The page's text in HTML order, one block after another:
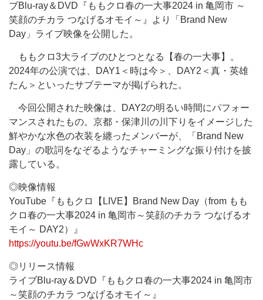
ブBlu-ray＆DVD『ももクロ春の一大事2024 in 亀岡市 ～
笑顔のチカラ つなげるオモイ～』より「Brand New
Day」ライブ映像を公開した。
ももクロ3大ライブのひとつとなる【春の一大事】。
2024年の公演では、DAY1＜時は今＞、DAY2＜真・英雄
たん＞といったサブテーマが掲げられた。
今回公開された映像は、DAY2の明るい時間にパフォー
マンスされたもの。京都・保津川の川下りをイメージした
鮮やかな水色の衣装を纏ったメンバーが、「Brand New
Day」の歌詞をなぞるようなチャーミングな振り付けを披
露している。
◎映像情報
YouTube『ももクロ【LIVE】Brand New Day（from もも
クロ春の一大事2024 in 亀岡市～笑顔のチカラ つなげるオ
モイ～ DAY2）』
https://youtu.be/fGwWxKR7WHc
◎リリース情報
ライブBlu-ray＆DVD『ももクロ春の一大事2024 in 亀岡市
～笑顔のチカラ つなげるオモイ～』